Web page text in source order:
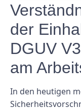
der
DGUV
am
In den heutigen